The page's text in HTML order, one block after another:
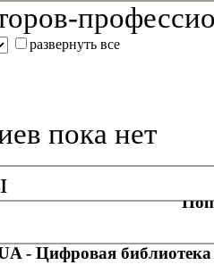
развернуть все
пока нет
- Цифровая библиотека